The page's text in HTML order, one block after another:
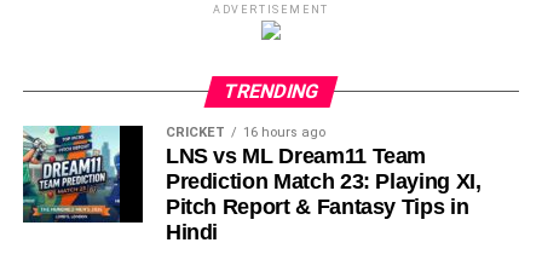
ADVERTISEMENT
TRENDING
CRICKET 16 hours ago
LNS vs ML Dream11 Team
Prediction Match 23: Playing XI,
Pitch Report & Fantasy Tips in
Hindi